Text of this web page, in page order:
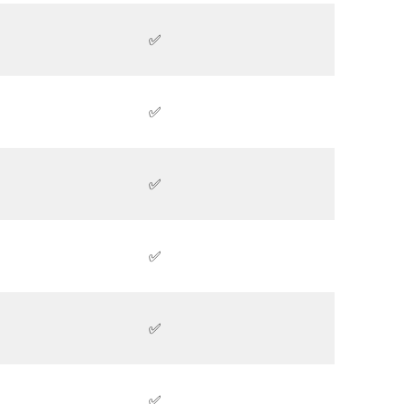
✅
✅
✅
✅
✅